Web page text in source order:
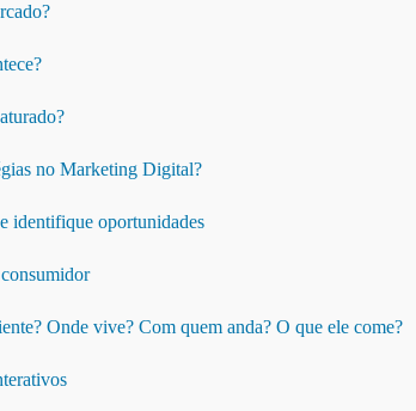
no Marketing Digital?
identifique oportunidades
Onde vive? Com quem anda? O que ele come?